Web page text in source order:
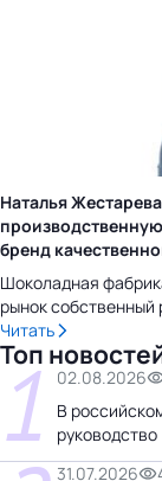
Наталья
бренд
Шоколадная
рынок собственный
Читать
Топ
1 02.08.2026
В
руководство
31.07.2026